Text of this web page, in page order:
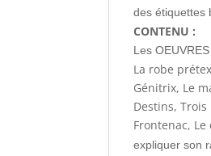
des étiquettes
CONTENU :
Les
La robe
Génitrix, Le
Destins,
Frontenac,
expliquer son